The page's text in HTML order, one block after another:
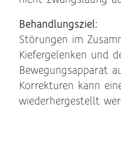
Behandlungsziel:
Störungen im
Kiefergelenken und
Bewegungsapparat
Korrekturen kann
wiederhergestellt